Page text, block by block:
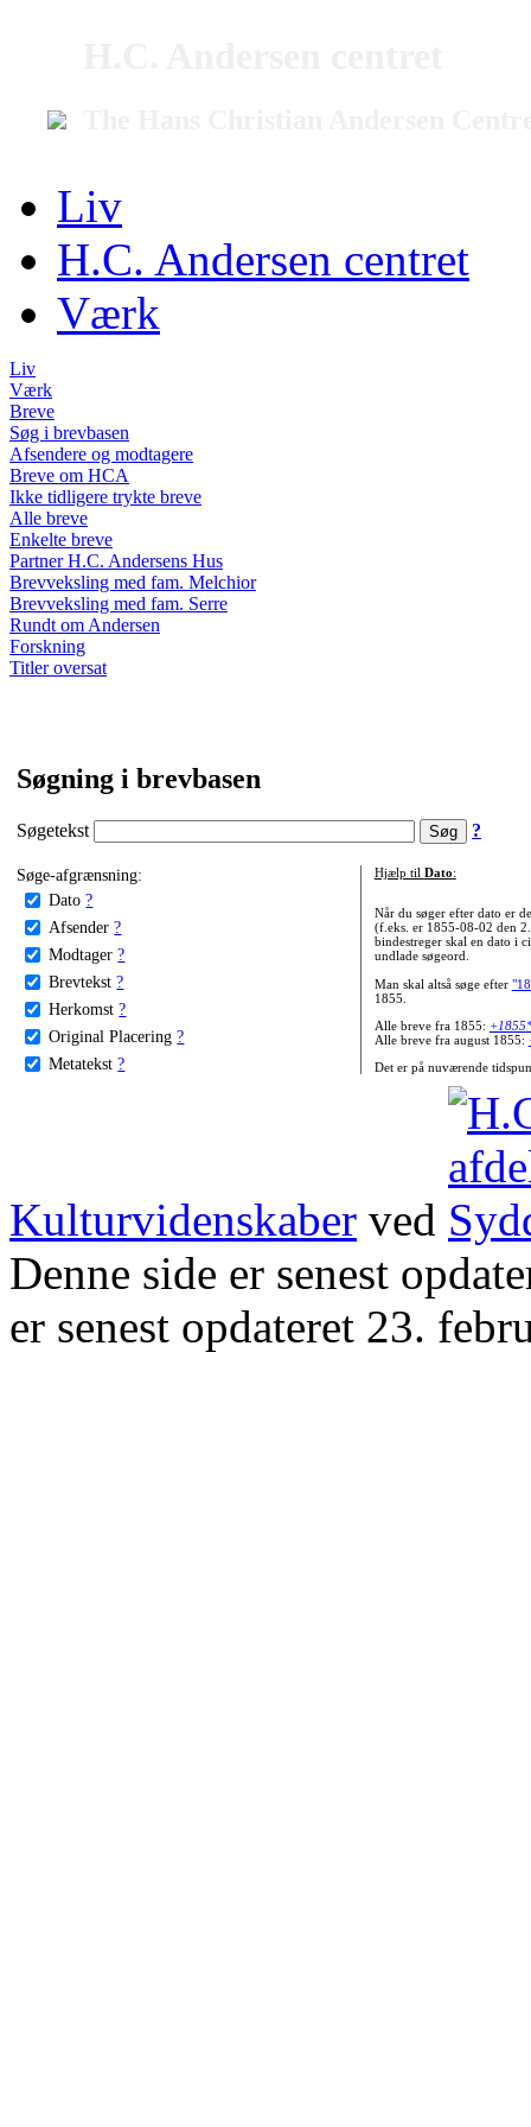
Liv
H.C. Andersen centret
Værk
Liv
Værk
Breve
Søg i brevbasen
Afsendere og modtagere
Breve om HCA
Ikke tidligere trykte breve
Alle breve
Enkelte breve
Partner H.C. Andersens Hus
Brevveksling med fam. Melchior
Brevveksling med fam. Serre
Rundt om Andersen
Forskning
Titler oversat
Søgning i brevbasen
Søgetekst ?
Søge-afgrænsning:
Dato ?
Afsender ?
Modtager ?
Brevtekst ?
Herkomst ?
Original Placering ?
Metatekst ?
Hjælp til Dato:
Når du søger efter dato er
(f.eks. er 1855-08-02 den
bindestreger skal en dato i
undlade søgeord.
Man skal altså søge efter
1855.
Alle breve fra 1855:
Alle breve fra august 1855:
Det er på nuværende
Kulturvidenskaber ved
Denne side er senest
er senest opdateret 23.